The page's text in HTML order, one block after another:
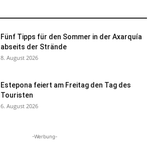
Fünf Tipps für den Sommer in der Axarquía
abseits der Strände
8. August 2026
Estepona feiert am Freitag den Tag des
Touristen
6. August 2026
-Werbung-